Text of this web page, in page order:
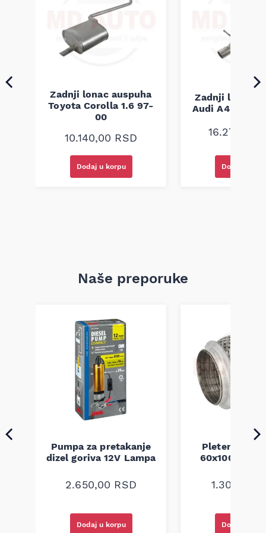
odgovaraju fabričkim zahtevima navedene izvedbe vozila.
Napomena: kompatibilnost mora se obavezno proveriti po
Zadnji lonac auspuha
Toyota Corolla 1.6 97-
00
10.140,00 RSD
Dodaj u korpu
Zadnji lonac
Audi A4 B6
16.270,00
Dodaj u
Naše preporuke
Pumpa za pretakanje
dizel goriva 12V Lampa
2.650,00 RSD
Dodaj u korpu
Pletenica
60x100
1.300,00
Dodaj u